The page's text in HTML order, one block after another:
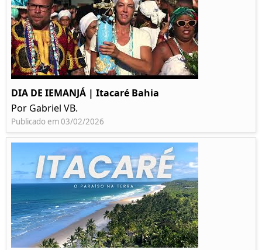
DIA DE IEMANJÁ | Itacaré Bahia
Por Gabriel VB.
Publicado em 03/02/2026